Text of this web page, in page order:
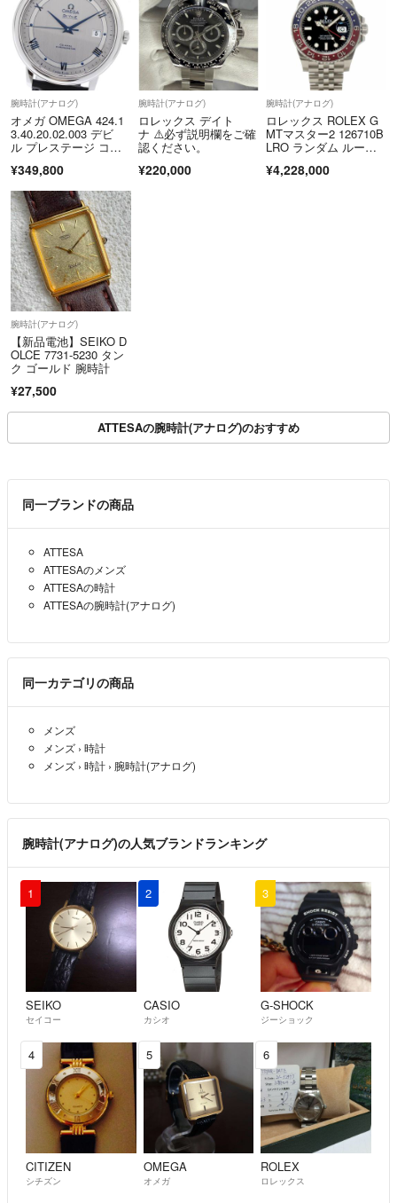
腕時計(アナログ)
オメガ OMEGA 424.1
3.40.20.02.003 デビ
ル プレステージ コー
き メンズ 箱・保証書
付き_971334
¥349,800
腕時計(アナログ)
ロレックス デイト
ナ ⚠️必ず説明欄をご確
認ください。
¥220,000
腕時計(アナログ)
ロレックス ROLEX G
MTマスター2 126710B
LRO ランダム ルーレ
ンズ 腕時計 デイト 自
¥4,228,000
腕時計(アナログ)
【新品電池】SEIKO D
OLCE 7731-5230 タン
ク ゴールド 腕時計
¥27,500
ATTESAの腕時計(アナログ)のおすすめ
同一ブランドの商品
ATTESA
ATTESAのメンズ
ATTESAの時計
ATTESAの腕時計(アナログ)
同一カテゴリの商品
メンズ
メンズ › 時計
メンズ › 時計 › 腕時計(アナログ)
腕時計(アナログ)の人気ブランドランキング
1
SEIKO
セイコー
2
CASIO
カシオ
3
G-SHOCK
ジーショック
4
CITIZEN
シチズン
5
OMEGA
オメガ
6
ROLEX
ロレックス